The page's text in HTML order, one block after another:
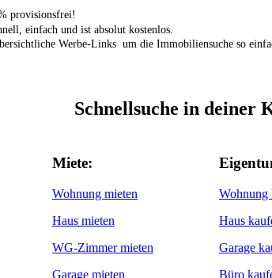
provisionsfrei!
einfach und ist absolut kostenlos.
Werbe-Links um die Immobiliensuche so
Schnellsuche in deiner
Miete:
Wohnung mieten
Haus mieten
WG-Zimmer mieten
Garage mieten
Wohnung
Haus
Garage
Büro